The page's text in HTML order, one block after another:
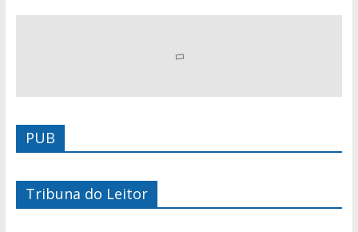
PUB
Tribuna do Leitor